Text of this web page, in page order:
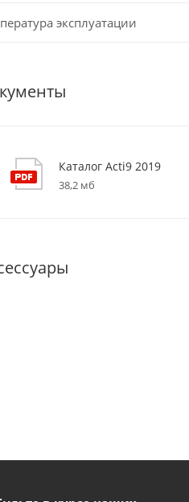
эксплуатации
Каталог Acti9 2019
38,2 мб